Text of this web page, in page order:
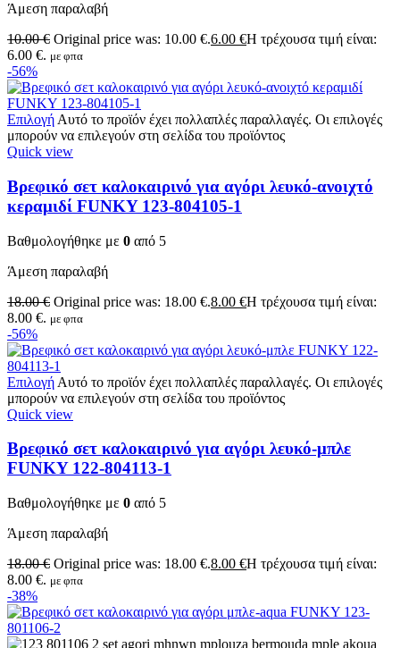
Άμεση παραλαβή
10.00€ Original price was: 10.00 €.6.00 €Η τρέχουσα τιμή είναι:
6.00 €. με φπα
-56%
Επιλογή Αυτό το προϊόν έχει πολλαπλές παραλλαγές. Οι επιλογές
μπορούν να επιλεγούν στη σελίδα του προϊόντος
Quick view
Βρεφικό σετ καλοκαιρινό για αγόρι λευκό-ανοιχτό
κεραμιδί FUNKY 123-804105-1
Βαθμολογήθηκε με 0 από 5
Άμεση παραλαβή
18.00€ Original price was: 18.00 €.8.00 €Η τρέχουσα τιμή είναι:
8.00 €. με φπα
-56%
Επιλογή Αυτό το προϊόν έχει πολλαπλές παραλλαγές. Οι επιλογές
μπορούν να επιλεγούν στη σελίδα του προϊόντος
Quick view
Βρεφικό σετ καλοκαιρινό για αγόρι λευκό-μπλε
FUNKY 122-804113-1
Βαθμολογήθηκε με 0 από 5
Άμεση παραλαβή
18.00€ Original price was: 18.00 €.8.00 €Η τρέχουσα τιμή είναι:
8.00 €. με φπα
-38%